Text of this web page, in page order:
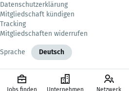
Datenschutzerklärung
Mitgliedschaft kündigen
Tracking
Mitgliedschaften widerrufen
Sprache Deutsch
Jobs finden Unternehmen Netzwerk